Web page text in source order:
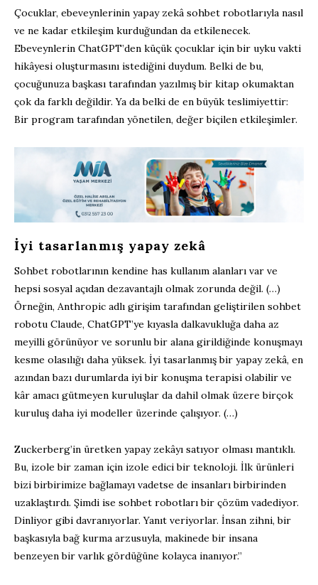
Çocuklar, ebeveynlerinin yapay zekâ sohbet robotlarıyla nasıl
ve ne kadar etkileşim kurduğundan da etkilenecek.
Ebeveynlerin ChatGPT’den küçük çocuklar için bir uyku vakti
hikâyesi oluşturmasını istediğini duydum. Belki de bu,
çocuğunuza başkası tarafından yazılmış bir kitap okumaktan
çok da farklı değildir. Ya da belki de en büyük teslimiyettir:
Bir program tarafından yönetilen, değer biçilen etkileşimler.
İyi tasarlanmış yapay zekâ
Sohbet robotlarının kendine has kullanım alanları var ve
hepsi sosyal açıdan dezavantajlı olmak zorunda değil. (…)
Örneğin, Anthropic adlı girişim tarafından geliştirilen sohbet
robotu Claude, ChatGPT’ye kıyasla dalkavukluğa daha az
meyilli görünüyor ve sorunlu bir alana girildiğinde konuşmayı
kesme olasılığı daha yüksek. İyi tasarlanmış bir yapay zekâ, en
azından bazı durumlarda iyi bir konuşma terapisi olabilir ve
kâr amacı gütmeyen kuruluşlar da dahil olmak üzere birçok
kuruluş daha iyi modeller üzerinde çalışıyor. (…)
Zuckerberg’in üretken yapay zekâyı satıyor olması mantıklı.
Bu, izole bir zaman için izole edici bir teknoloji. İlk ürünleri
bizi birbirimize bağlamayı vadetse de insanları birbirinden
uzaklaştırdı. Şimdi ise sohbet robotları bir çözüm vadediyor.
Dinliyor gibi davranıyorlar. Yanıt veriyorlar. İnsan zihni, bir
başkasıyla bağ kurma arzusuyla, makinede bir insana
benzeyen bir varlık gördüğüne kolayca inanıyor.”